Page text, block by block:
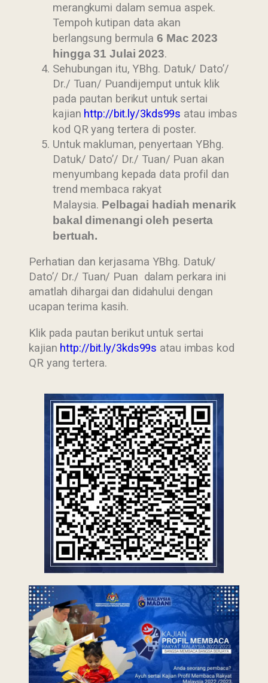
merangkumi dalam semua aspek.
Tempoh kutipan data akan
berlangsung bermula 6 Mac 2023
hingga 31 Julai 2023.
Sehubungan itu, YBhg. Datuk/ Dato’/
Dr./ Tuan/ Puandijemput untuk klik
pada pautan berikut untuk sertai
kajian http://bit.ly/3kds99s atau imbas
kod QR yang tertera di poster.
Untuk makluman, penyertaan YBhg.
Datuk/ Dato’/ Dr./ Tuan/ Puan akan
menyumbang kepada data profil dan
trend membaca rakyat
Malaysia. Pelbagai hadiah menarik
bakal dimenangi oleh peserta
bertuah.
Perhatian dan kerjasama YBhg. Datuk/
Dato’/ Dr./ Tuan/ Puan dalam perkara ini
amatlah dihargai dan didahului dengan
ucapan terima kasih.
Klik pada pautan berikut untuk sertai
kajian http://bit.ly/3kds99s atau imbas kod
QR yang tertera.
2022 © Jabatan
Kemajuan Orang
Asli (JAKOA)
Dasar Privasi|
Dasar
Keselamatan|
Penafian|Peta
Last Updated : 2 /
AM